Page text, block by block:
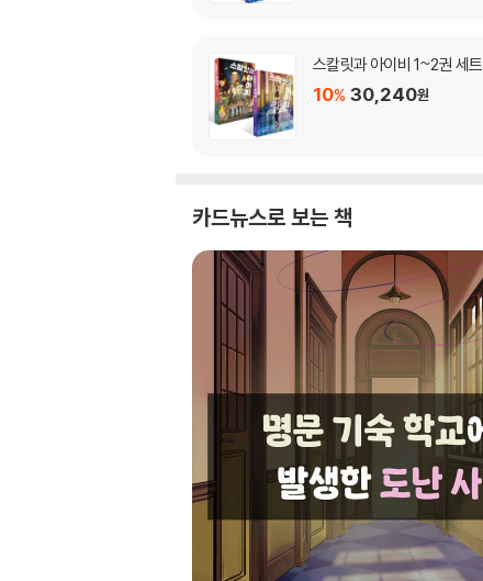
스칼릿과 아이비 1~2권 세트
10% 30,240원
카드뉴스로 보는 책